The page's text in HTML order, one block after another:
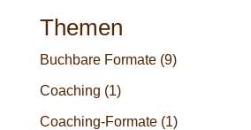
Themen
Buchbare Formate(9)
Coaching (1)
Coaching-Formate(1)